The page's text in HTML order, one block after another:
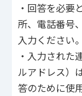
・回答を必要
所、電話番号
入力ください。
・入力された
ルアドレス）
答のために使